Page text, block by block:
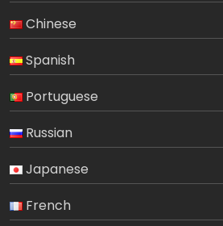
Chinese
Spanish
Portuguese
Russian
Japanese
French